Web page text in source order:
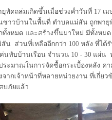
ยุพัดถล่มเกิดขึ้นเมื่อช่วงค่ำวันที่ 17 เ
ชาวบ้านในพื้นที่ ตำบลแม่สัน ถูกพายุ
ทั้งหมด และสร้างขึ้นมาใหม่ มีทั้งหมด
สัน ส่วนที่เหลืออีกกว่า 100 หลัง ที่ได้
นทับบ้านเรือน จำนวน 10 - 30 แผ่น
ระมาณในการจัดซื้อกระเบื้องหลัง ค
จากเจ้าหน้าที่หลายหน่วยงาน ที่เกี่ย
บภัยแล้ว